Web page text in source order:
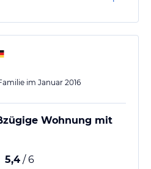
Gastgeber mit tollem
Verfügung falls
Skifahren an
mit der Familie.
im Januar 2016
Wohnung mit
5,4 / 6